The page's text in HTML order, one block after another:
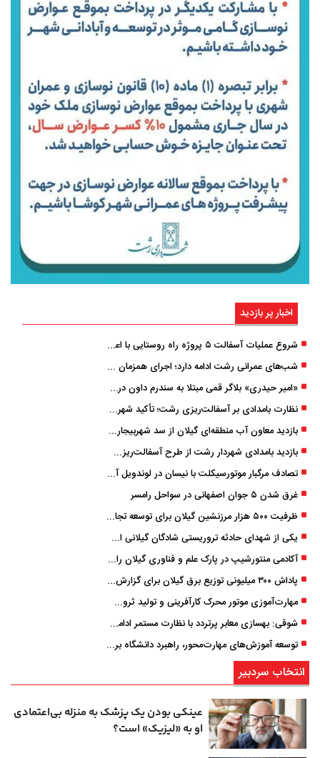
اخبار پر بازدید
شروع عملیات آسفالت ۵ پروژه راه ‌روستایی با اعتبار ۳۷۰ میلیاردی در گیلان
شب‌های عمرانی رشت ادامه دارد؛ اجرای همزمان آسفالت‌ریزی در پنج منطقه شهری
«امیر حیدری» بلاگر قمی مبتلا به سندرم داون درگذشت
نظارت بامدادی بر آسفالت‌ریزی رشت؛ تأکید شهردار و بازرس کل بر کیفیت اجرای پروژه‌ها
بازدید معاون آب منطقه‌ای گیلان از سد شهربیجار برای تداوم تأمین آب شرب استان
بازدید بامدادی شهردار رشت از طرح آسفالت‌ریزی گسترده در مناطق پنج‌گانه
تصادف مرگبار موتورسیکلت با نیسان در لوندویل آستارا/ انتقال مصدوم با اورژانس هوایی به رشت
غرق شدن ۵ جوان اصفهانی در سواحل رامسر
ظرفیت ۵۰۰ هزار مرزنشین گیلان برای توسعه تجارت فعال می‌شود
یکی از شهدای حادثه تروریستی شادگان گیلانی است/ شهادت «سینا سیاه‌ نژاد» در درگیری با اشرار مسلح
آکادمی منتورشیپ در پارک علم و فناوری گیلان راه‌اندازی شد
پاداش ۳۰۰ میلیونی توزیع برق گیلان برای گزارش ماینرهای غیرمجاز
مهارت‌آموزی موتور محرک کارآفرینی و تولید ثروت است
شوقی: بهسازی معابر پرتردد با نظارت مستمر ادامه دارد
توسعه آموزش‌های مهارت‌محور، راهبرد دانشگاه برای تربیت نیروی متخصص است
انتخاب سردبیر
عینکی‌ بودن یک پزشک به منزله بی‌اعتمادی
او به «لیزیک» است؟